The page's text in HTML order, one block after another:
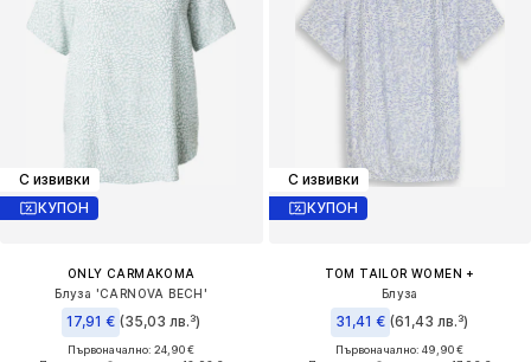
С извивки
КУПОН
ONLY CARMAKOMA
Блуза 'CARNOVA BECH'
17,91 € (35,03 лв.³)
Първоначално: 24,90 €
С извивки
КУПОН
TOM TAILOR WOMEN +
Блуза
31,41 € (61,43 лв.³)
Първоначално: 49,90 €